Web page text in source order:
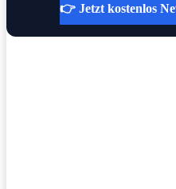
👉 Jetzt kostenlos